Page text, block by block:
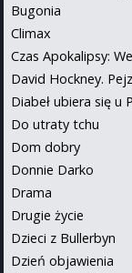
Bugonia
Climax
Czas Apokalipsy:
David Hockney.
Diabeł ubiera się u
Do utraty tchu
Dom dobry
Donnie Darko
Drama
Drugie życie
Dzieci z Bullerbyn
Dzień objawienia